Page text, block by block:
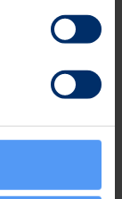
ja
vaativiin
EB